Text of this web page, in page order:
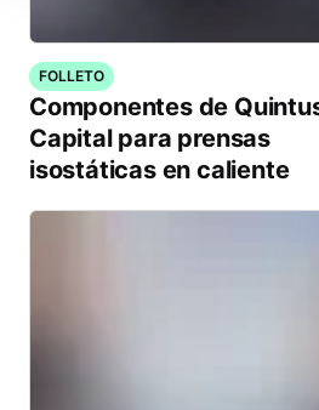
FOLLETO
Componentes de
Capital para prensas
isostáticas en caliente